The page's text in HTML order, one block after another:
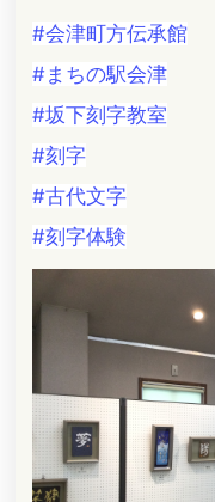
#会津町方伝承館
#まちの駅会津
#坂下刻字教室
#刻字
#古代文字
#刻字体験